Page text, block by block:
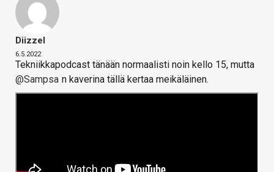
Diizzel
6.5.2022
Tekniikkapodcast tänään normaalisti noin kello 15, mutta
@Sampsa n kaverina tällä kertaa meikäläinen.